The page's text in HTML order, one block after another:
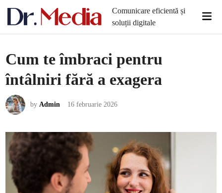
Comunicare eficientă și
soluții digitale
Cum te îmbraci pentru
întâlniri fără a exagera
byAdmin 16 februarie 2026